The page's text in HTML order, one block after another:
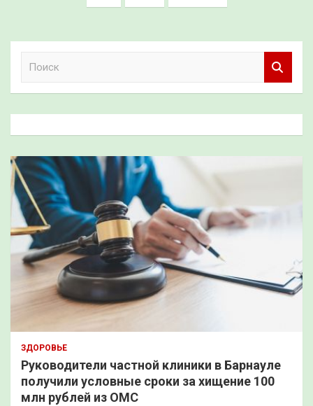
к
ЗДОРОВЬЕ
Руководители частной клиники в Барнауле
получили условные сроки за хищение 100
млн рублей из ОМС